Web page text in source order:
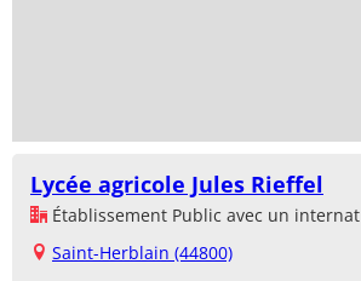
Lycée agricole Jules Rieffel
Établissement Public avec un internat
Saint-Herblain (44800)